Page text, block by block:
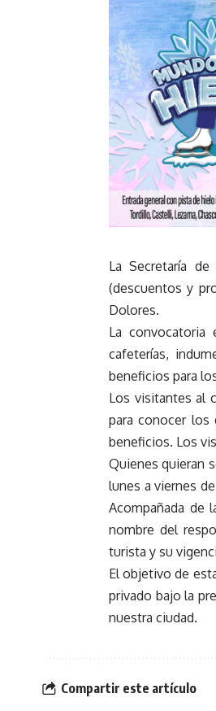
La Secretaría
(descuentos y
Dolores.
La
cafeterías,
beneficios para
Los visitantes al
para conocer
beneficios. Los
Quienes quieran
lunes a viernes
Acompañada de
nombre del
turista y su
El objetivo de
privado bajo la
nuestra ciudad.
Compartir este artículo